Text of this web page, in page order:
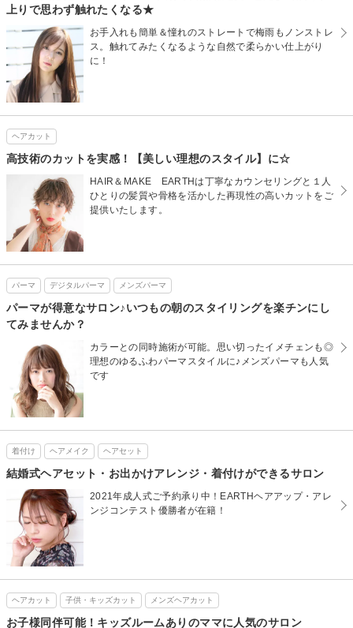
上りで思わず触れたくなる★
お手入れも簡単＆憧れのストレートで梅雨もノンストレ
ス。触れてみたくなるような自然で柔らかい仕上がり
に！
ヘアカット
高技術のカットを実感！【美しい理想のスタイル】に☆
HAIR＆MAKE EARTHは丁寧なカウンセリングと１人
ひとりの髪質や骨格を活かした再現性の高いカットをご
提供いたします。
パーマ デジタルパーマ メンズパーマ
パーマが得意なサロン♪いつもの朝のスタイリングを楽チンにし
てみませんか？
カラーとの同時施術が可能。思い切ったイメチェンも◎
理想のゆるふわパーマスタイルに♪メンズパーマも人気
です
着付け ヘアメイク ヘアセット
結婚式ヘアセット・お出かけアレンジ・着付けができるサロン
2021年成人式ご予約承り中！EARTHヘアアップ・アレ
ンジコンテスト優勝者が在籍！
ヘアカット 子供・キッズカット メンズヘアカット
お子様同伴可能！キッズルームありのママに人気のサロン